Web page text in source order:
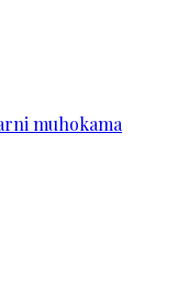
muhokama